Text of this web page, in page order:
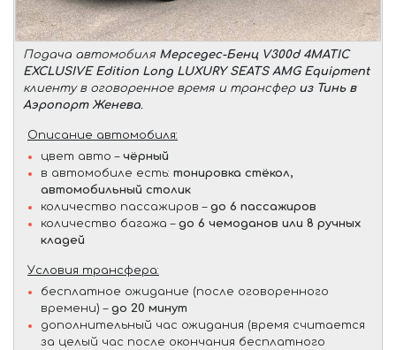
Подача автомобиля Мерседес-Бенц V300d 4MATIC
EXCLUSIVE Edition Long LUXURY SEATS AMG Equipment
клиенту в оговоренное время и трансфер из Тинь в
Аэропорт Женева.
Описание автомобиля:
цвет авто – чёрный
в автомобиле есть: тонировка стёкол,
автомобильный столик
количество пассажиров – до 6 пассажиров
количество багажа – до 6 чемоданов или 8 ручных
кладей
Условия трансфера:
бесплатное ожидание (после оговоренного
времени) – до 20 минут
дополнительный час ожидания (время считается
за целый час после окончания бесплатного